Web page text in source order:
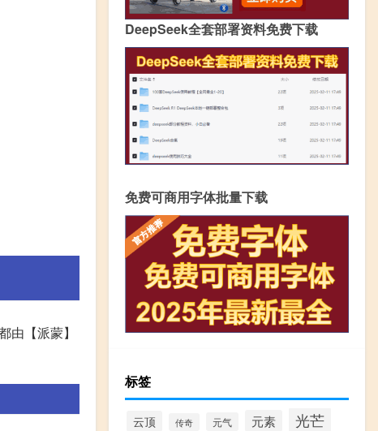
【派蒙】
DeepSeek全套部署资料免费下载
免费可商用字体批量下载
标签
云顶 传奇 元气 元素 光芒